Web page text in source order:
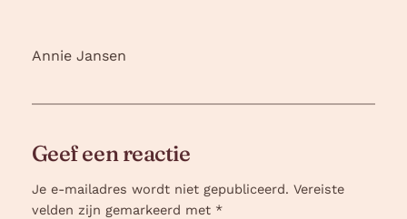
Annie Jansen
Geef een reactie
Je e-mailadres wordt niet gepubliceerd. Vereiste
velden zijn gemarkeerd met *